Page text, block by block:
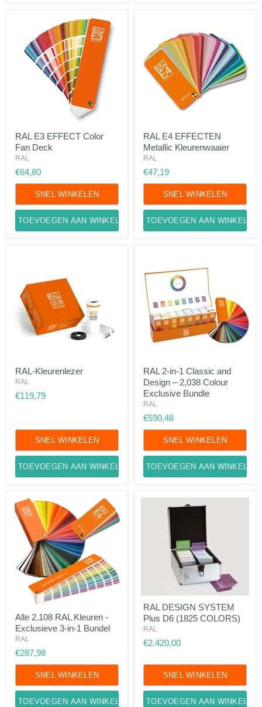
E3
EFFECT
Color
Fan
Deck
RAL E3 EFFECT Color
Fan Deck
RAL
€64,80
SNEL WINKELEN
TOEVOEGEN AAN WINKELWAGEN
E4
EFFECTEN
Metallic
Kleurenwaaier
RAL E4 EFFECTEN
Metallic Kleurenwaaier
RAL
€47,19
SNEL WINKELEN
TOEVOEGEN AAN
Kleurenlezer
RAL-Kleurenlezer
RAL
€119,79
SNEL WINKELEN
TOEVOEGEN AAN WINKELWAGEN
2-
in-
1
Classic
Design
–
Colour
Exclusive
Bundle
RAL 2-in-1 Classic and
Design – 2,038 Colour
Exclusive Bundle
RAL
€590,48
SNEL WINKELEN
TOEVOEGEN AAN
2.108
RAL
Kleuren
Exclusieve
3-
1
Bundel
Alle 2.108 RAL Kleuren -
Exclusieve 3-in-1 Bundel
RAL
€287,98
SNEL WINKELEN
TOEVOEGEN AAN WINKELWAGEN
DESIGN
SYSTEM
Plus
D6
(1825
RAL DESIGN SYSTEM
Plus D6 (1825 COLORS)
RAL
€2.420,00
SNEL WINKELEN
TOEVOEGEN AAN